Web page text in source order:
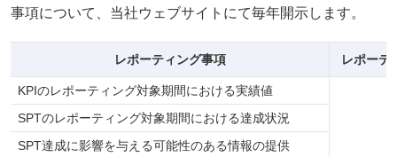
事項について、当社ウェブサイトにて毎年開示します。
レポーティング事項 レポーテ
KPIのレポーティング対象期間における実績値
SPTのレポーティング対象期間における達成状況
SPT達成に影響を与える可能性のある情報の提供